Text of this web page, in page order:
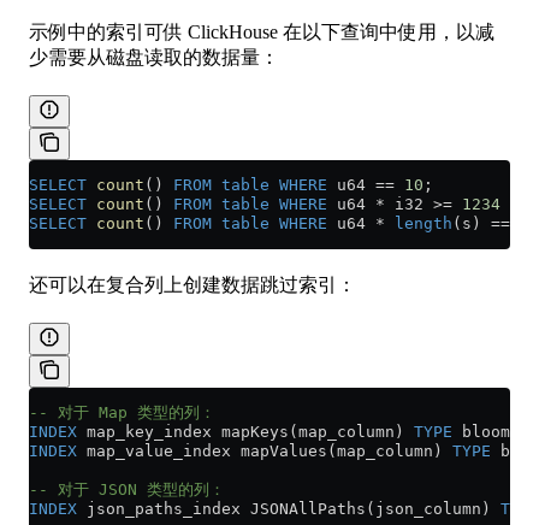
示例中的索引可供 ClickHouse 在以下查询中使用，以减
少需要从磁盘读取的数据量：
SELECT count () FROM table WHERE u64 == 10 ;
SELECT count () FROM table WHERE u64 * i32 >= 1234
SELECT count () FROM table WHERE u64 * length (s) ==
还可以在复合列上创建数据跳过索引：
-- 对于 Map 类型的列：
INDEX map_key_index mapKeys(map_column) TYPE
INDEX map_value_index mapValues(map_column) TYPE
-- 对于 JSON 类型的列：
INDEX json_paths_index JSONAllPaths(json_column) TYPE